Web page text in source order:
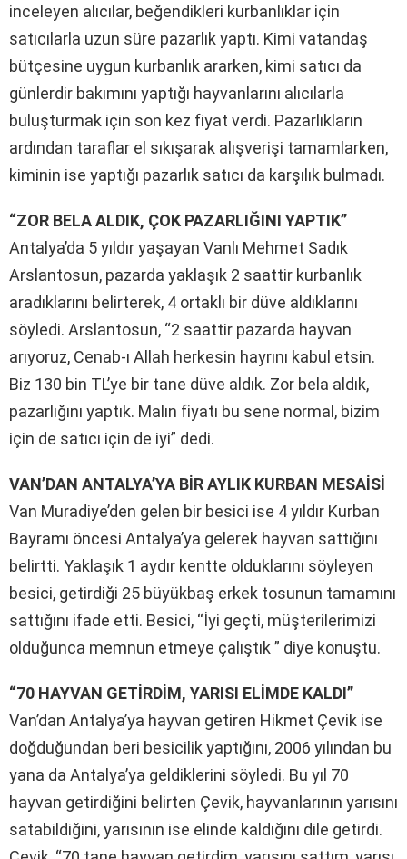
inceleyen alıcılar, beğendikleri kurbanlıklar için
satıcılarla uzun süre pazarlık yaptı. Kimi vatandaş
bütçesine uygun kurbanlık ararken, kimi satıcı da
günlerdir bakımını yaptığı hayvanlarını alıcılarla
buluşturmak için son kez fiyat verdi. Pazarlıkların
ardından taraflar el sıkışarak alışverişi tamamlarken,
kiminin ise yaptığı pazarlık satıcı da karşılık bulmadı.
“ZOR BELA ALDIK, ÇOK PAZARLIĞINI YAPTIK”
Antalya’da 5 yıldır yaşayan Vanlı Mehmet Sadık
Arslantosun, pazarda yaklaşık 2 saattir kurbanlık
aradıklarını belirterek, 4 ortaklı bir düve aldıklarını
söyledi. Arslantosun, “2 saattir pazarda hayvan
arıyoruz, Cenab-ı Allah herkesin hayrını kabul etsin.
Biz 130 bin TL’ye bir tane düve aldık. Zor bela aldık,
pazarlığını yaptık. Malın fiyatı bu sene normal, bizim
için de satıcı için de iyi” dedi.
VAN’DAN ANTALYA’YA BİR AYLIK KURBAN MESAİSİ
Van Muradiye’den gelen bir besici ise 4 yıldır Kurban
Bayramı öncesi Antalya’ya gelerek hayvan sattığını
belirtti. Yaklaşık 1 aydır kentte olduklarını söyleyen
besici, getirdiği 25 büyükbaş erkek tosunun tamamını
sattığını ifade etti. Besici, “İyi geçti, müşterilerimizi
olduğunca memnun etmeye çalıştık ” diye konuştu.
“70 HAYVAN GETİRDİM, YARISI ELİMDE KALDI”
Van’dan Antalya’ya hayvan getiren Hikmet Çevik ise
doğduğundan beri besicilik yaptığını, 2006 yılından bu
yana da Antalya’ya geldiklerini söyledi. Bu yıl 70
hayvan getirdiğini belirten Çevik, hayvanlarının yarısını
satabildiğini, yarısının ise elinde kaldığını dile getirdi.